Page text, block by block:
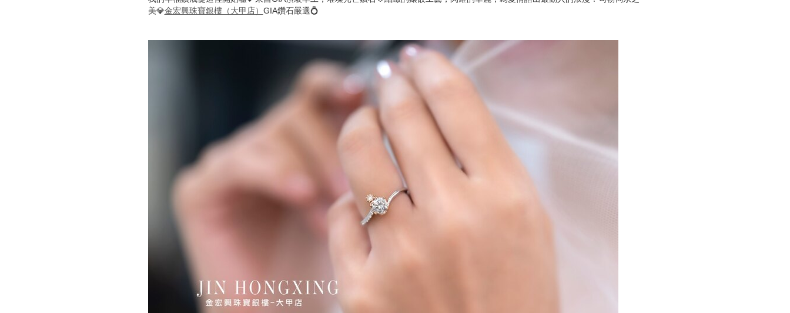
美💎金宏興珠寶銀樓（大甲店） GIA鑽石嚴選💍